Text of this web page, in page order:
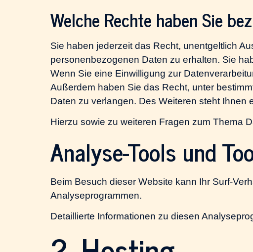
Welche Rechte haben Sie
Sie haben jederzeit das Recht, unentgeltlich
personenbezogenen Daten zu erhalten. Sie
Wenn Sie eine Einwilligung zur
Außerdem haben Sie das Recht, unter
Daten zu verlangen. Des Weiteren steht
Hierzu sowie zu weiteren Fragen zum Thema
Analyse-Tools und
Beim Besuch dieser Website kann Ihr Surf-
Analyseprogrammen.
Detaillierte Informationen zu diesen